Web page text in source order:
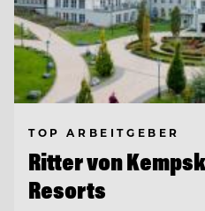
TOP ARBEITGEBER
Ritter von
Resorts